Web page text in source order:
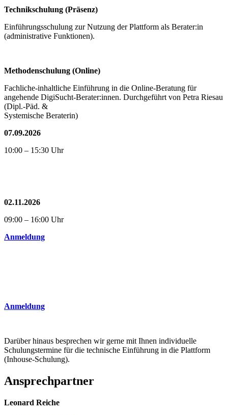
Technikschulung (Präsenz)
Einführungsschulung zur Nutzung der Plattform als Berater:in
(administrative Funktionen).
Methodenschulung (Online)
Fachliche-inhaltliche Einführung in die Online-Beratung für
angehende DigiSucht-Berater:innen. Durchgeführt von Petra Riesau
(Dipl.-Päd. &
Systemische Beraterin)
07.09.2026
10:00 – 15:30 Uhr
02.11.2026
09:00 – 16:00 Uhr
Anmeldung
Anmeldung
Darüber hinaus besprechen wir gerne mit Ihnen individuelle
Schulungstermine für die technische Einführung in die Plattform
(Inhouse-Schulung).
Ansprechpartner
Leonard Reiche